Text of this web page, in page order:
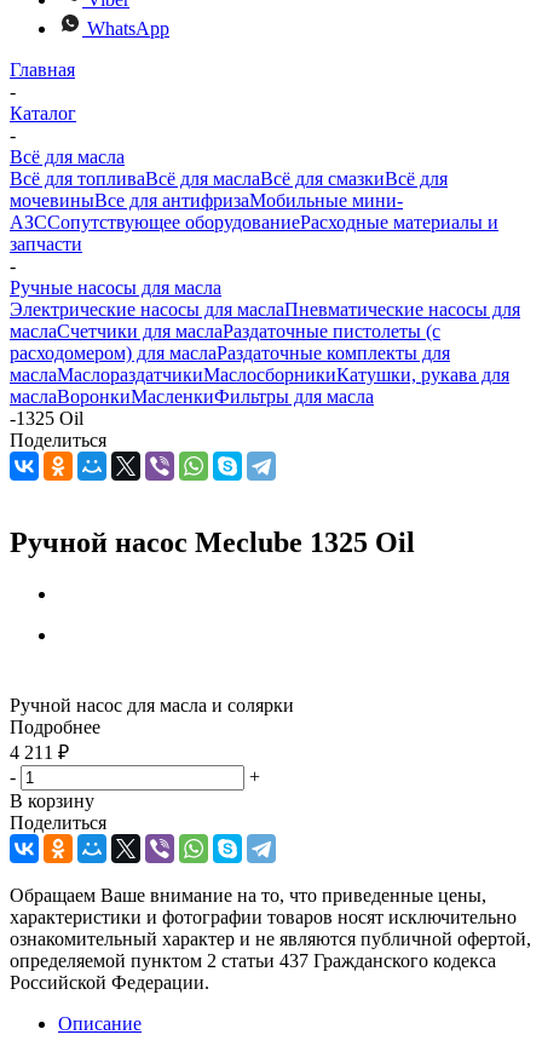
WhatsApp
Главная
-
Каталог
-
Всё для масла
Всё для топливаВсё для маслаВсё для смазкиВсё для
мочевиныВсе для антифризаМобильные мини-
АЗССопутствующее оборудованиеРасходные материалы и
запчасти
-
Ручные насосы для масла
Электрические насосы для маслаПневматические насосы для
маслаСчетчики для маслаРаздаточные пистолеты (с
расходомером) для маслаРаздаточные комплекты для
маслаМаслораздатчикиМаслосборникиКатушки, рукава для
маслаВоронкиМасленкиФильтры для масла
-1325 Oil
Поделиться
Ручной насос Meclube 1325 Oil
Ручной насос для масла и солярки
Подробнее
4 211 ₽
-
+
В корзину
Поделиться
Обращаем Ваше внимание на то, что приведенные цены,
характеристики и фотографии товаров носят исключительно
ознакомительный характер и не являются публичной офертой,
определяемой пунктом 2 статьи 437 Гражданского кодекса
Российской Федерации.
Описание